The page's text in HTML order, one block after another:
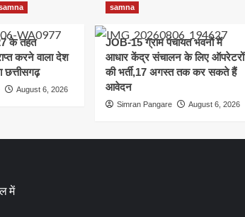
के तहत
करने वाला देश
छत्तीसगढ़
August 6, 2026
samna
JOB-15 ग्राम पंचायत भवनों में
आधार केंद्र संचालन के लिए ऑपरेटरों
की भर्ती,17 अगस्त तक कर सकते हैं
आवेदन
Simran Pangare August 6, 2026
में